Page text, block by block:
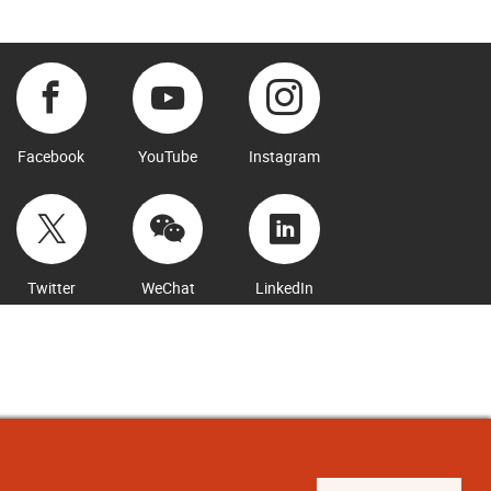
Facebook YouTube Instagram
Twitter WeChat LinkedIn